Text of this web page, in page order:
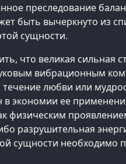
преследование
быть вычеркнуто из
сущности.
что великая сильная
вибрационным
течение любви или
в экономии ее
физическим
разрушительная
сущности необходимо